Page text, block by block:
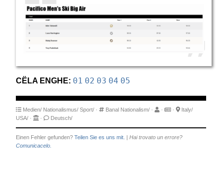
CËLA ENGHE: 01 02 03 04 05
Medien/ Nationalismus/ Sport/ · Banal Nationalism/ · · ·
Italy/
USA/ · · Deutsch/
Einen Fehler gefunden? Teilen Sie es uns mit. | Hai trovato un errore?
Comunicacelo.